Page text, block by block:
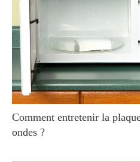
Comment entretenir la
ondes ?